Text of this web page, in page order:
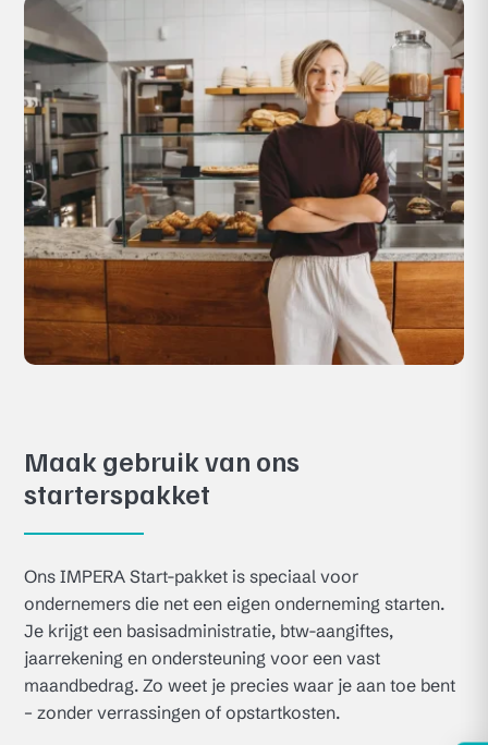
Maak gebruik van ons
starterspakket
Ons IMPERA Start-pakket is speciaal voor
ondernemers die net een eigen onderneming starten.
Je krijgt een basisadministratie, btw-aangiftes,
jaarrekening en ondersteuning voor een vast
maandbedrag. Zo weet je precies waar je aan toe bent
– zonder verrassingen of opstartkosten.